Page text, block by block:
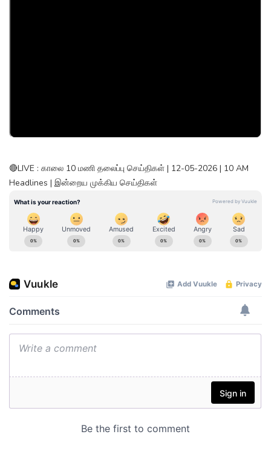
🔴LIVE : காலை 10 மணி தலைப்பு செய்திகள் | 12-05-2026 | 10 AM
Headlines | இன்றைய முக்கிய செய்திகள்